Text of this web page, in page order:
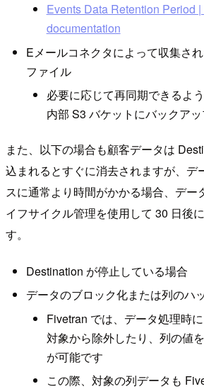
Events Data Retention Period
documentation
Eメールコネクタによって収集さ
ファイル
必要に応じて再同期できるよ
内部 S3 バケットにバックア
また、以下の場合も顧客データは
込まれるとすぐに消去されますが、デ
スに通常より時間がかかる場合、デー
イフサイクル管理を使用して 30 日後
す。
Destination が停止している場合
データのブロック化または列のハ
Fivetran では、データ処理時
対象から除外したり、列の値
が可能です
この際、対象の列データも